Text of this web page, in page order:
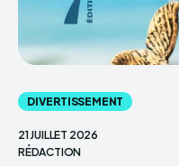
DIVERTISSEMENT
21 JUILLET 2026
RÉDACTION